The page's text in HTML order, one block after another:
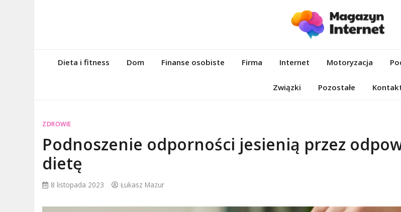
magazyninternet.pl
Dieta i fitness Dom Finanse osobiste Firma Internet Motoryzacja
Związki Pozostałe
ZDROWIE
Podnoszenie odporności jesienią przez
dietę
8 listopada 2023 Łukasz Mazur